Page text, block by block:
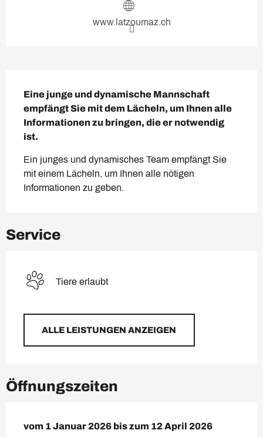
www.latzoumaz.ch
Eine junge und dynamische Mannschaft
empfängt Sie mit dem Lächeln, um Ihnen alle
Informationen zu bringen, die er notwendig
ist.
Ein junges und dynamisches Team empfängt Sie
mit einem Lächeln, um Ihnen alle nötigen
Informationen zu geben.
Service
Tiere erlaubt
ALLE LEISTUNGEN ANZEIGEN
Öffnungszeiten
vom 1 Januar 2026 bis zum 12 April 2026
vom 1 Januar 2026 bis zum 12 April 2026